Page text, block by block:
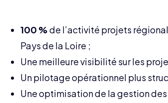
100 %de l’activité projets
Pays de la Loire ;
Une meilleure visibilité sur les
Un pilotage opérationnel plus
Une optimisation de la gestion